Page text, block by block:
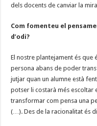
dels docents de canviar la
Com fomenteu el
d’odi?
El nostre plantejament és
persona abans de poder
jutjar quan un alumne està
potser li costarà més escoltar
transformar com pensa una
(…). Des de la racionalitat és